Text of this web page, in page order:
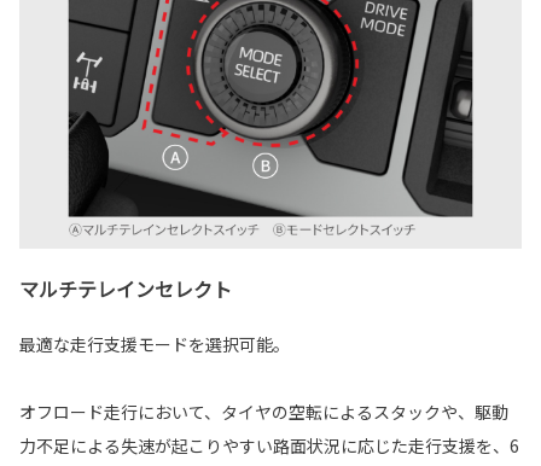
マルチテレインセレクト
最適な走行支援モードを選択可能。
オフロード走行において、タイヤの空転によるスタックや、駆動
力不足による失速が起こりやすい路面状況に応じた走行支援を、6